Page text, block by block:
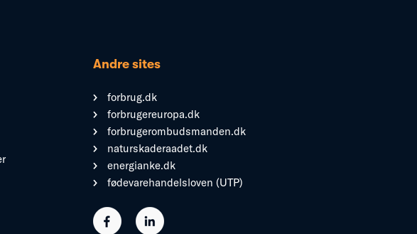
Andre sites
forbrug.dk
forbrugereuropa.dk
forbrugerombudsmanden.dk
naturskaderaadet.dk
energianke.dk
fødevarehandelsloven (UTP)